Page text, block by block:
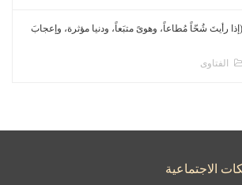
رأيتَ شُحّاً مُطاعاً، وهوىً متبَعاً، ودنيا مؤثرة، وإعجابَ
الفتاوى
الاجتماعية